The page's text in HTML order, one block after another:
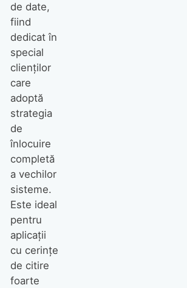
de date,
fiind
dedicat în
special
clienților
care
adoptă
strategia
de
înlocuire
completă
a vechilor
sisteme.
Este ideal
pentru
aplicații
cu cerințe
de citire
foarte